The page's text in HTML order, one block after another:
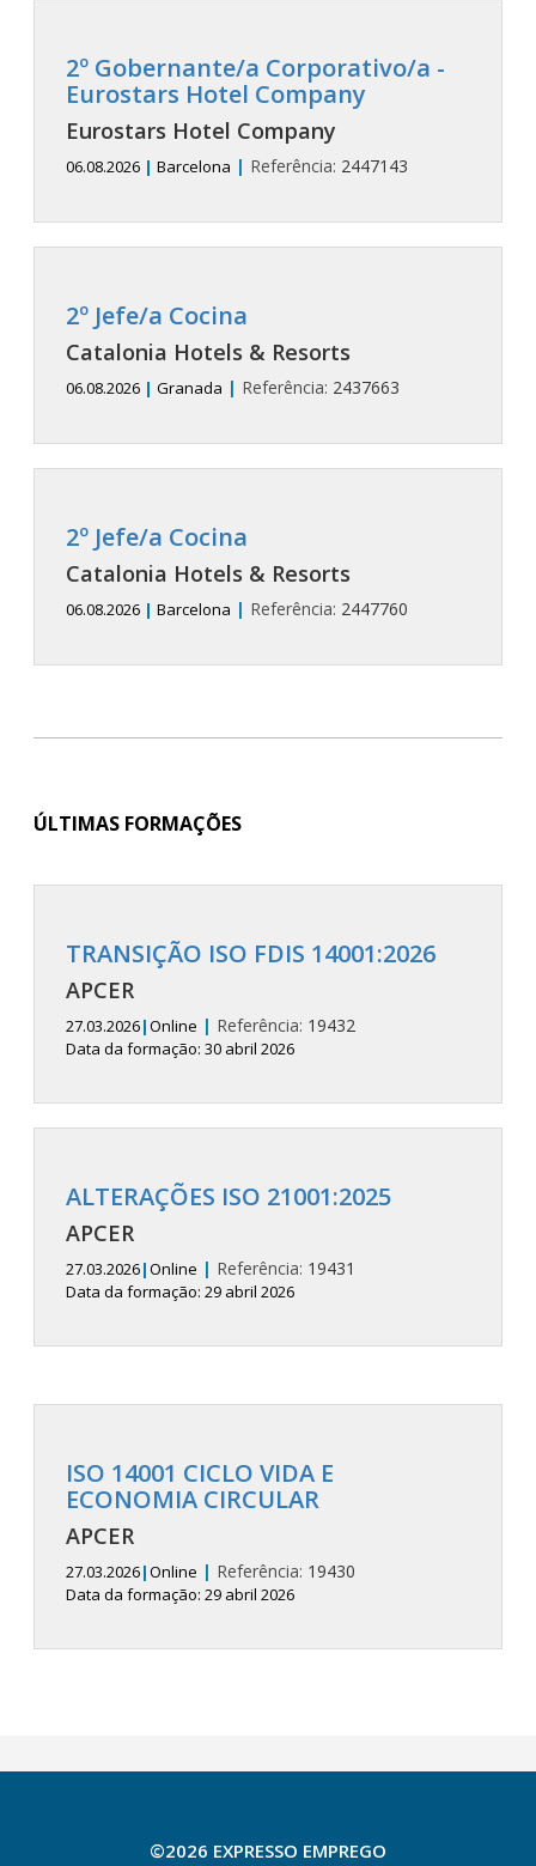
2º Gobernante/a Corporativo/a -
Eurostars Hotel Company
Eurostars Hotel Company
06.08.2026 | Barcelona | Referência: 2447143
2º Jefe/a Cocina
Catalonia Hotels & Resorts
06.08.2026 | Granada | Referência: 2437663
2º Jefe/a Cocina
Catalonia Hotels & Resorts
06.08.2026 | Barcelona | Referência: 2447760
ÚLTIMAS FORMAÇÕES
TRANSIÇÃO ISO FDIS 14001:2026
APCER
27.03.2026|Online | Referência: 19432
Data da formação: 30 abril 2026
ALTERAÇÕES ISO 21001:2025
APCER
27.03.2026|Online | Referência: 19431
Data da formação: 29 abril 2026
ISO 14001 CICLO VIDA E
ECONOMIA CIRCULAR
APCER
27.03.2026|Online | Referência: 19430
Data da formação: 29 abril 2026
©2026 EXPRESSO EMPREGO